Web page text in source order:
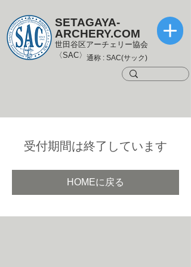
SETAGAYA-
ARCHERY.COM
世田谷区アーチェリー協会
〈SAC〉 通称 : SAC(サック)
受付期間は終了しています
HOMEに戻る